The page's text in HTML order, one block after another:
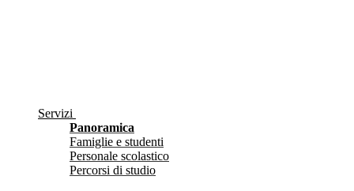
Servizi
Panoramica
Famiglie e studenti
Personale scolastico
Percorsi di studio